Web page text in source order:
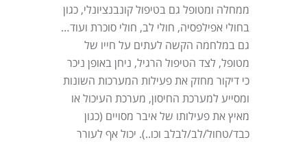
ממחלה ומטופל גם בטיפול קונבנציונלי, כגון
בחולי אפילפסיה, חולי לב, חולי סוכרת ועוד…
גם במלחמה הקשה לעתים על חייו של
מטופל, לצד הטיפול הרגיל, ניחן באופן ניכר
כי דיקור מחזק את פעילות המערכות השונות
ומסייע למערכת החיסון, מערכת העיכול או
מאיץ את פעילותו של איבר מסויים (כגון
כבד/טחול/לב/לבלב וכו..). יכול אף לעורר